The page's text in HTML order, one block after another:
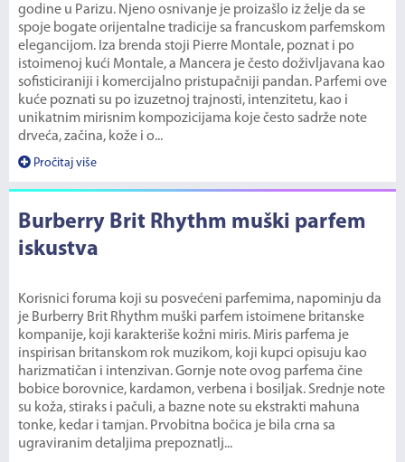
godine u Parizu. Njeno osnivanje je proizašlo iz želje da se
spoje bogate orijentalne tradicije sa francuskom parfemskom
elegancijom. Iza brenda stoji Pierre Montale, poznat i po
istoimenoj kući Montale, a Mancera je često doživljavana kao
sofisticiraniji i komercijalno pristupačniji pandan. Parfemi ove
kuće poznati su po izuzetnoj trajnosti, intenzitetu, kao i
unikatnim mirisnim kompozicijama koje često sadrže note
drveća, začina, kože i o...
Pročitaj više
Burberry Brit Rhythm muški parfem
iskustva
Korisnici foruma koji su posvećeni parfemima, napominju da
je Burberry Brit Rhythm muški parfem istoimene britanske
kompanije, koji karakteriše kožni miris. Miris parfema je
inspirisan britanskom rok muzikom, koji kupci opisuju kao
harizmatičan i intenzivan. Gornje note ovog parfema čine
bobice borovnice, kardamon, verbena i bosiljak. Srednje note
su koža, stiraks i pačuli, a bazne note su ekstrakti mahuna
tonke, kedar i tamjan. Prvobitna bočica je bila crna sa
ugraviranim detaljima prepoznatlj...